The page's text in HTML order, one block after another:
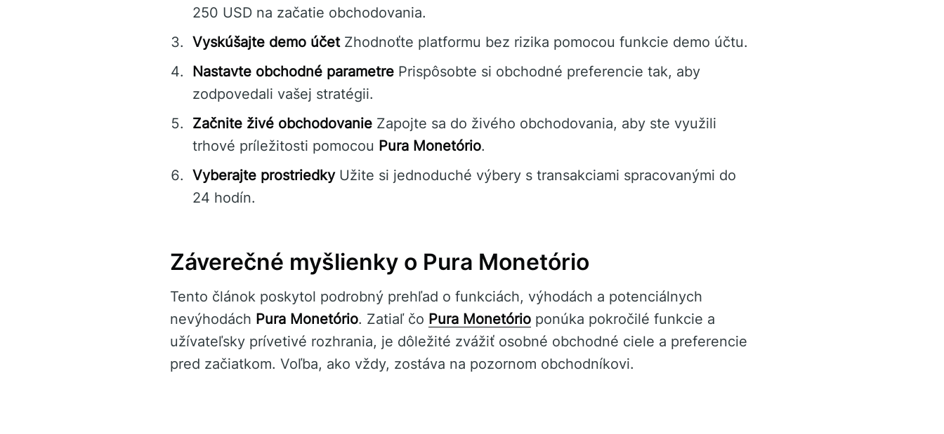
250 USD na začatie obchodovania.
Vyskúšajte demo účetZhodnoťte platformu bez rizika pomocou funkcie demo účtu.
Nastavte obchodné parametre Prispôsobte si obchodné preferencie tak, aby
zodpovedali vašej stratégii.
Začnite živé obchodovanie Zapojte sa do živého obchodovania, aby ste využili
trhové príležitosti pomocou Pura Monetório.
Vyberajte prostriedkyUžite si jednoduché výbery s transakciami spracovanými do
24 hodín.
Záverečné myšlienky o Pura Monetório
Tento článok poskytol podrobný prehľad o funkciách, výhodách a potenciálnych
nevýhodách Pura Monetório. Zatiaľ čo Pura Monetório ponúka pokročilé funkcie a
užívateľsky prívetivé rozhrania, je dôležité zvážiť osobné obchodné ciele a preferencie
pred začiatkom. Voľba, ako vždy, zostáva na pozornom obchodníkovi.